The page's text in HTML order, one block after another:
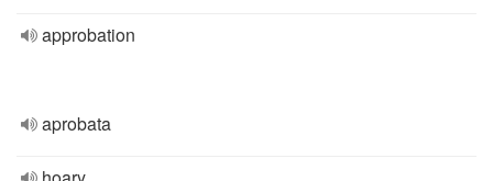
approbation
aprobata